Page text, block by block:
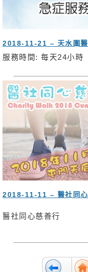
2018-11-21 – 天水圍醫
服務時間: 每天24小時
2018-11-11 – 醫社同
醫社同心慈善行